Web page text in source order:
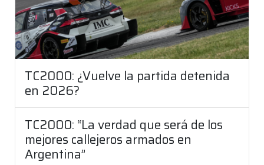
TC2000: ¿Vuelve la partida detenida
en 2026?
TC2000: “La verdad que será de los
mejores callejeros armados en
Argentina”